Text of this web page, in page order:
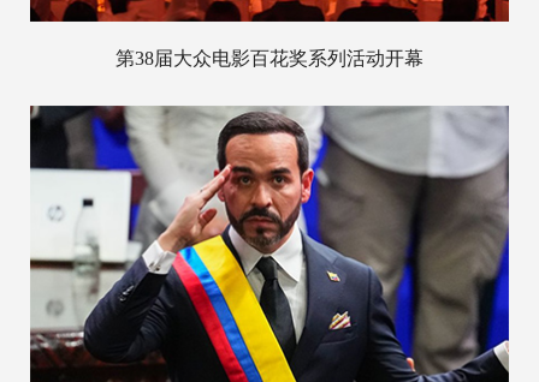
第38届大众电影百花奖系列活动开幕